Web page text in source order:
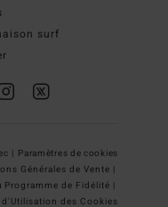
surf
| Paramètres de cookies
Générales de Vente |
de Fidélité |
des Cookies